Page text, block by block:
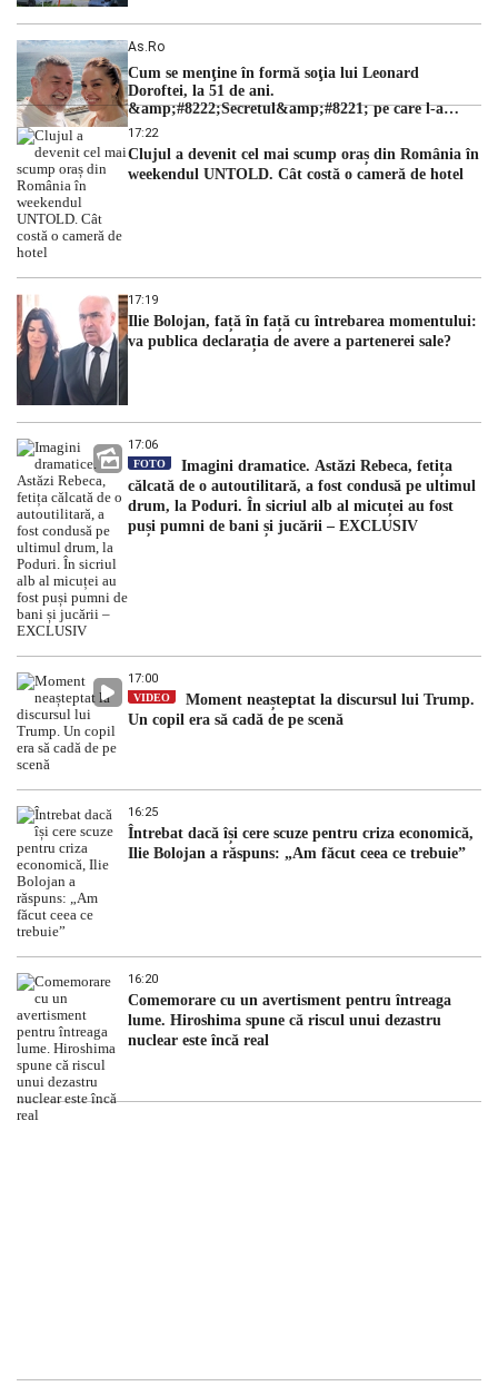
As.ro
Cum se menţine în formă soţia lui Leonard
Doroftei, la 51 de ani.
&amp;#8222;Secretul&amp;#8221; pe care l-a
dezvăluit
17:22
Clujul a devenit cel mai scump oraș din România în
weekendul UNTOLD. Cât costă o cameră de hotel
17:19
Ilie Bolojan, față în față cu întrebarea momentului:
va publica declarația de avere a partenerei sale?
17:06
FOTO
Imagini dramatice. Astăzi Rebeca, fetița
călcată de o autoutilitară, a fost condusă pe ultimul
drum, la Poduri. În sicriul alb al micuței au fost
puși pumni de bani și jucării – EXCLUSIV
17:00
VIDEO
Moment neașteptat la discursul lui Trump.
Un copil era să cadă de pe scenă
16:25
Întrebat dacă își cere scuze pentru criza economică,
Ilie Bolojan a răspuns: „Am făcut ceea ce trebuie”
16:20
Comemorare cu un avertisment pentru întreaga
lume. Hiroshima spune că riscul unui dezastru
nuclear este încă real